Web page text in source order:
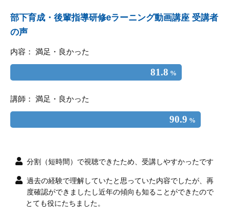
部下育成・後輩指導研修eラーニング動画講座 受講者
の声
内容： 満足・良かった
81.8 %
講師： 満足・良かった
90.9 %
分割（短時間）で視聴できたため、受講しやすかったです
過去の経験で理解していたと思っていた内容でしたが、再
度確認ができましたし近年の傾向も知ることができたので
とても役にたちました。